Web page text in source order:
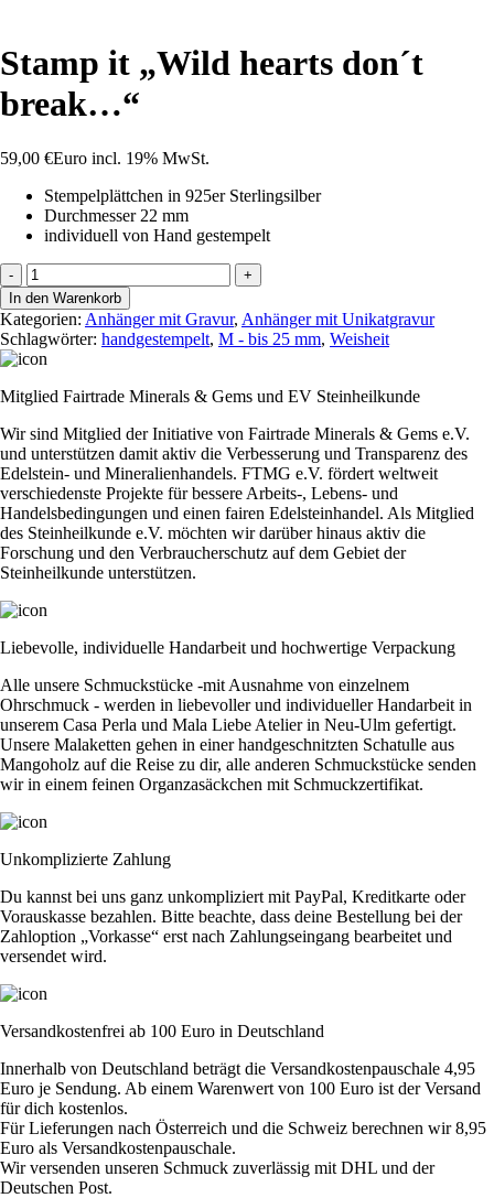
Stamp it „Wild hearts don´t
break…“
59,00 €Euro incl. 19% MwSt.
Stempelplättchen in 925er Sterlingsilber
Durchmesser 22 mm
individuell von Hand gestempelt
-
Stamp
it
"Wild
hearts
don
´t
break..."
Menge
+
In den Warenkorb
Kategorien: Anhänger mit Gravur, Anhänger mit Unikatgravur
Schlagwörter: handgestempelt, M - bis 25 mm, Weisheit
Mitglied Fairtrade Minerals & Gems und EV Steinheilkunde
Wir sind Mitglied der Initiative von Fairtrade Minerals & Gems e.V.
und unterstützen damit aktiv die Verbesserung und Transparenz des
Edelstein- und Mineralienhandels. FTMG e.V. fördert weltweit
verschiedenste Projekte für bessere Arbeits-, Lebens- und
Handelsbedingungen und einen fairen Edelsteinhandel. Als Mitglied
des Steinheilkunde e.V. möchten wir darüber hinaus aktiv die
Forschung und den Verbraucherschutz auf dem Gebiet der
Steinheilkunde unterstützen.
Liebevolle, individuelle Handarbeit und hochwertige Verpackung
Alle unsere Schmuckstücke -mit Ausnahme von einzelnem
Ohrschmuck - werden in liebevoller und individueller Handarbeit in
unserem Casa Perla und Mala Liebe Atelier in Neu-Ulm gefertigt.
Unsere Malaketten gehen in einer handgeschnitzten Schatulle aus
Mangoholz auf die Reise zu dir, alle anderen Schmuckstücke senden
wir in einem feinen Organzasäckchen mit Schmuckzertifikat.
Unkomplizierte Zahlung
Du kannst bei uns ganz unkompliziert mit PayPal, Kreditkarte oder
Vorauskasse bezahlen. Bitte beachte, dass deine Bestellung bei der
Zahloption „Vorkasse“ erst nach Zahlungseingang bearbeitet und
versendet wird.
Versandkostenfrei ab 100 Euro in Deutschland
Innerhalb von Deutschland beträgt die Versandkostenpauschale 4,95
Euro je Sendung. Ab einem Warenwert von 100 Euro ist der Versand
für dich kostenlos.
Für Lieferungen nach Österreich und die Schweiz berechnen wir 8,95
Euro als Versandkostenpauschale.
Wir versenden unseren Schmuck zuverlässig mit DHL und der
Deutschen Post.